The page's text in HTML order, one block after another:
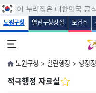
본
주
보조
푸
이 누리집은 대한민국 공
노원구청 열린구청장실 보건소
노원구청 > 열린행정 > 행정
적극행정 자료실